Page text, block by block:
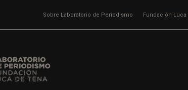
Sobre Laboratorio de Periodismo Fundación Luca